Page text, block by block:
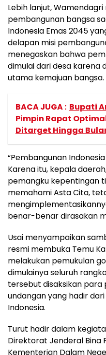
Lebih lanjut,
pembangunan bangsa
Indonesia Emas 2045
delapan misi
menegaskan bahwa
dimulai dari desa karena
utama kemajuan bangsa.
BACA JUGA : Bupati
Pimpin Rapat
Ditarget Hingga
“Pembangunan
Karena itu, kepala
pemangku kepentingan
memahami Asta Cita,
benar-benar dirasakan
Usai menyampaikan
resmi membuka Temu
melakukan pemukulan
dimulainya seluruh
tersebut disaksikan
undangan yang hadir
Indonesia.
Turut hadir dalam
Direktorat Jenderal Bina
Kementerian Dalam